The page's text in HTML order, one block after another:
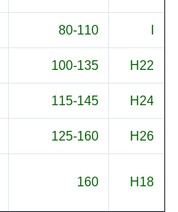
80-110
H22
100-135
H24
115-145
H26
125-160
H18
160